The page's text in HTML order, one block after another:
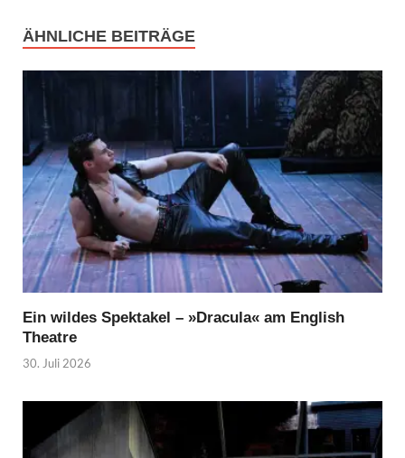
ÄHNLICHE BEITRÄGE
Ein wildes Spektakel – »Dracula« am English
Theatre
30. Juli 2026